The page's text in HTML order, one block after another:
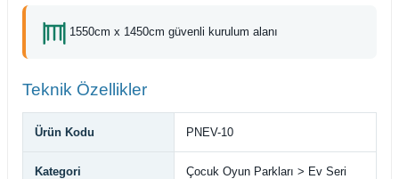
1550cm x 1450cm güvenli kurulum alanı
Teknik Özellikler
Ürün Kodu PNEV-10
Kategori Çocuk Oyun Parkları > Ev Seri